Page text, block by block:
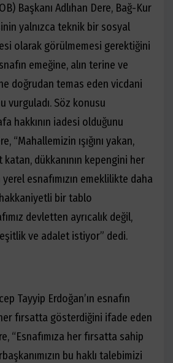
Başkanı Adlıhan Dere, Bağ-Kur
yalnızca teknik bir sosyal
olarak görülmemesi gerektiğini
emeğine, alın terine ve
doğrudan temas eden vicdani
vurguladı. Söz konusu
hakkının iadesi olduğunu
“Mahallemizin ışığını yakan,
katan, dükkanının kepengini her
esnafımızın emeklilikte daha
bir tablo
devletten ayrıcalık değil,
eşitlik ve adalet istiyor” dedi.
Tayyip Erdoğan’ın esnafın
fırsatta gösterdiğini ifade eden
“Esnafımıza her fırsatta sahip
bu haklı talebimizi